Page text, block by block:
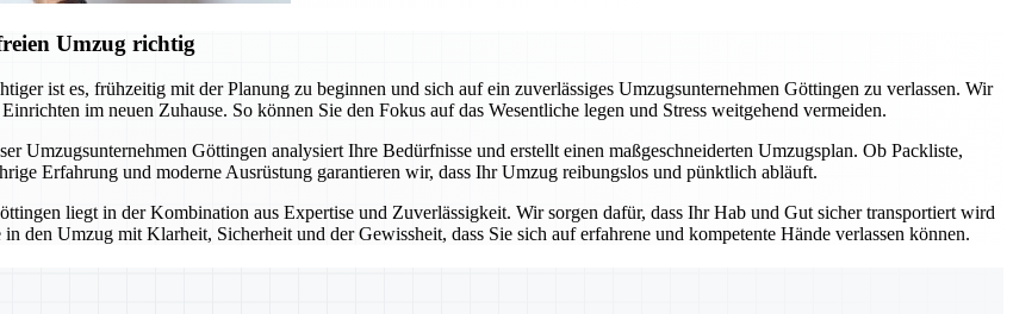
Umzug richtig
ist es, frühzeitig mit der Planung zu beginnen und sich auf ein zuverlässiges Umzugsunternehmen Göttingen zu verlassen. Wir
im neuen Zuhause. So können Sie den Fokus auf das Wesentliche legen und Stress weitgehend vermeiden.
Umzugsunternehmen Göttingen analysiert Ihre Bedürfnisse und erstellt einen maßgeschneiderten Umzugsplan. Ob Packliste,
Erfahrung und moderne Ausrüstung garantieren wir, dass Ihr Umzug reibungslos und pünktlich abläuft.
liegt in der Kombination aus Expertise und Zuverlässigkeit. Wir sorgen dafür, dass Ihr Hab und Gut sicher transportiert wird
den Umzug mit Klarheit, Sicherheit und der Gewissheit, dass Sie sich auf erfahrene und kompetente Hände verlassen können.